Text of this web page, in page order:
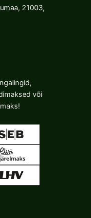
options
page
21003,
või